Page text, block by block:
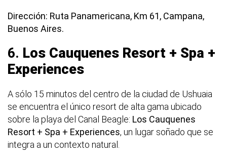
Dirección: Ruta Panamericana, Km 61, Campana,
Buenos Aires.
6. Los Cauquenes Resort + Spa +
Experiences
A sólo 15 minutos del centro de la ciudad de Ushuaia
se encuentra el único resort de alta gama ubicado
sobre la playa del Canal Beagle: Los Cauquenes
Resort + Spa + Experiences, un lugar soñado que se
integra a un contexto natural.